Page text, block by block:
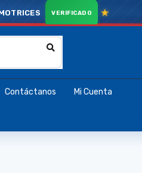
Contáctanos Mi Cuenta